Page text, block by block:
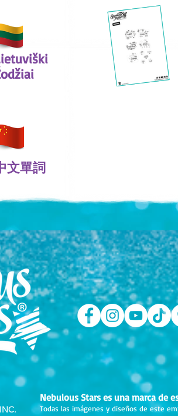
文單詞
Nebulous Stars es una marca de
Todas las imágenes y diseños de este